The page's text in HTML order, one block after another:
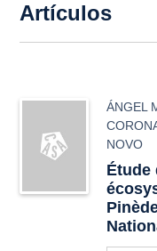
Artículos
ÁNGEL
NOVO
Étude